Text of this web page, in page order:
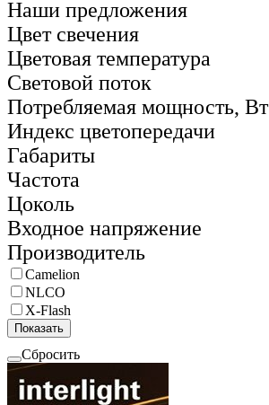
Наши предложения
Цвет свечения
Цветовая температура
Световой поток
Потребляемая мощность, Вт
Индекс цветопередачи
Габариты
Частота
Цоколь
Входное напряжение
Производитель
Camelion
NLCO
X-Flash
Показать
Сбросить